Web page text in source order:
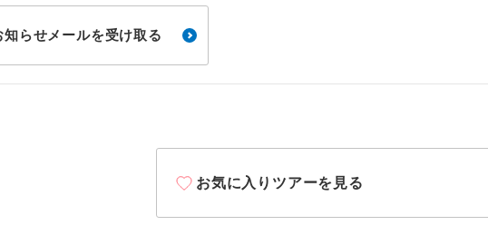
知らせメールを受け取る
お気に入りツアーを見る
1名様1室同代金
ご夫婦限定
年齢制限あり ご参加にあたり年齢に制限があ
利用航空会社が指定なので、ご
す。